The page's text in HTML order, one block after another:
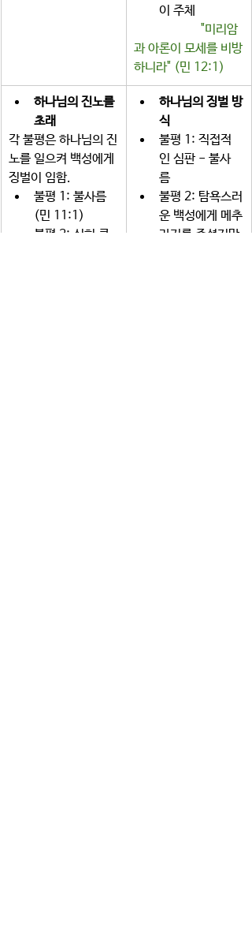
이 주체
"미리암
과 아론이 모세를 비방
하니라" (민 12:1)
하나님의 진노를
초래
각 불평은 하나님의 진
노를 일으켜 백성에게
징벌이 임함.
불평 1: 불사름
(민 11:1)
불평 2: 심히 큰
하나님의 징벌 방
식
불평 1: 직접적
인 심판 - 불사
름
불평 2: 탐욕스러
운 백성에게 메추
라기를 주셨지만